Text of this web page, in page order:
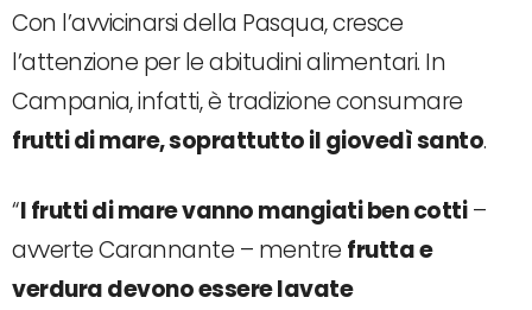
Con l’avvicinarsi della Pasqua, cresce
l’attenzione per le abitudini alimentari. In
Campania, infatti, è tradizione consumare
frutti di mare, soprattutto il giovedì santo.
“I frutti di mare vanno mangiati ben cotti–
avverte Carannante – mentre frutta e
verdura devono essere lavate